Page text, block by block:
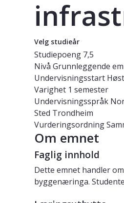
Velg studieår
Studiepoeng 7,5
Nivå Grunnleggende
Undervisningsstart
Varighet 1 semester
Undervisningsspråk
Sted Trondheim
Vurderingsordning
Om emnet
Faglig innhold
Dette emnet handler
byggenæringa.